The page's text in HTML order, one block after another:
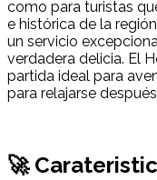
como para turistas
e histórica de la
un servicio
verdadera delicia. El
partida ideal para
para relajarse
🚀